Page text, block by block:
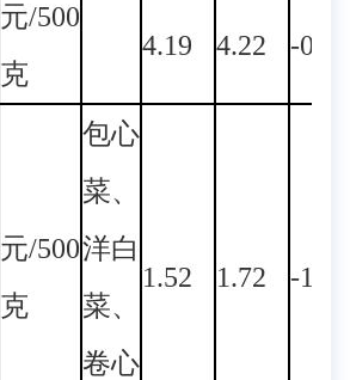
元/500
克
4.19 4.22 -
元/500
克
包心
菜、
洋白
菜、
卷心
1.52 1.72 -